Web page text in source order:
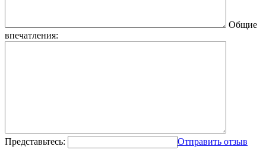
Общие
впечатления:
Представьтесь: Отправить отзыв